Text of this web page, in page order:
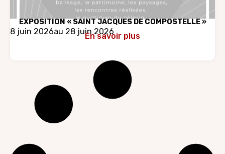
EXPOSITION « SAINT JACQUES DE COMPOSTELLE »
8 juin 2026au 28 juin 2026En savoir plus